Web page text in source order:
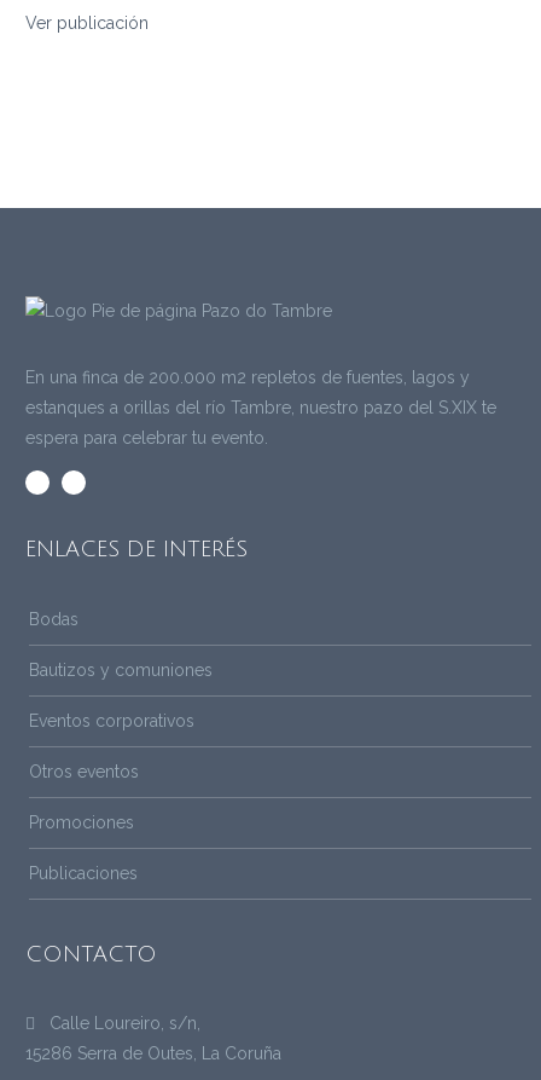
Ver publicación
En una finca de 200.000 m2 repletos de fuentes, lagos y
estanques a orillas del río Tambre, nuestro pazo del S.XIX te
espera para celebrar tu evento.
ENLACES DE INTERÉS
Bodas
Bautizos y comuniones
Eventos corporativos
Otros eventos
Promociones
Publicaciones
CONTACTO
Calle Loureiro, s/n,
15286 Serra de Outes, La Coruña